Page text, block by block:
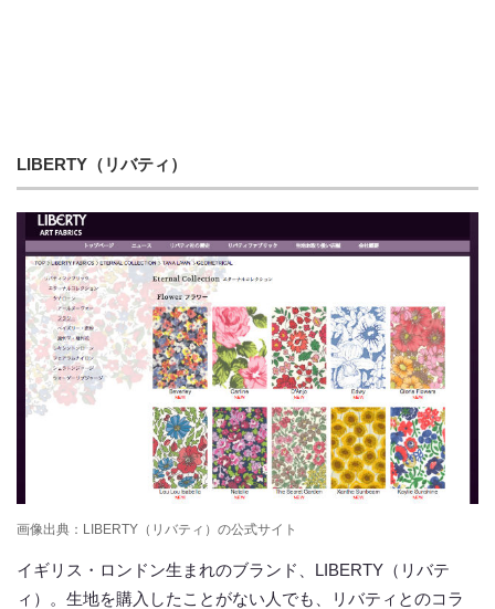
LIBERTY（リバティ）
画像出典：LIBERTY（リバティ）の公式サイト
イギリス・ロンドン生まれのブランド、LIBERTY（リバテ
ィ）。生地を購入したことがない人でも、リバティとのコラ